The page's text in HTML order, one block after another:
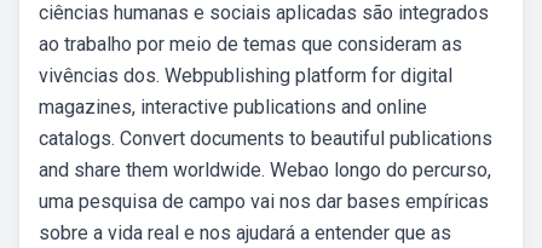
ciências humanas e sociais aplicadas são integrados
ao trabalho por meio de temas que consideram as
vivências dos. Webpublishing platform for digital
magazines, interactive publications and online
catalogs. Convert documents to beautiful publications
and share them worldwide. Webao longo do percurso,
uma pesquisa de campo vai nos dar bases empíricas
sobre a vida real e nos ajudará a entender que as